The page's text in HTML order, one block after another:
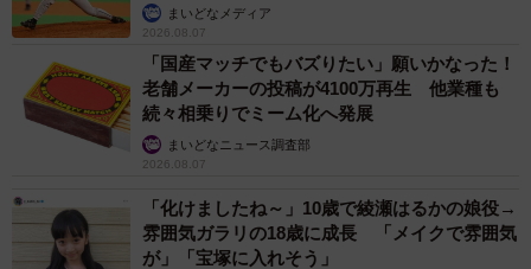
を吸った際に雑菌（モラクセラ菌など）が繁殖しやすく、
悪臭を放つ原因になります。
また、日焼けを恐れるあまり「完全に乾ききる前（生乾
き）」に取り込んでしまうことも、雑菌を増やす大きな原
―衣類の色あせや生地の傷みを防ぐ干し方を教えてくださ
か」まいどなメディア
2026.08.07
「国産マッチでもバズりたい」願いかなった！
老舗メーカーの投稿が4100万再生 他業種も
続々相乗りでミーム化へ発展
まいどなニュース調査部
2026.08.07
「化けましたね～」10歳で綾瀬はるかの娘役→
雰囲気ガラリの18歳に成長 「メイクで雰囲気
が」「宝塚に入れそう」